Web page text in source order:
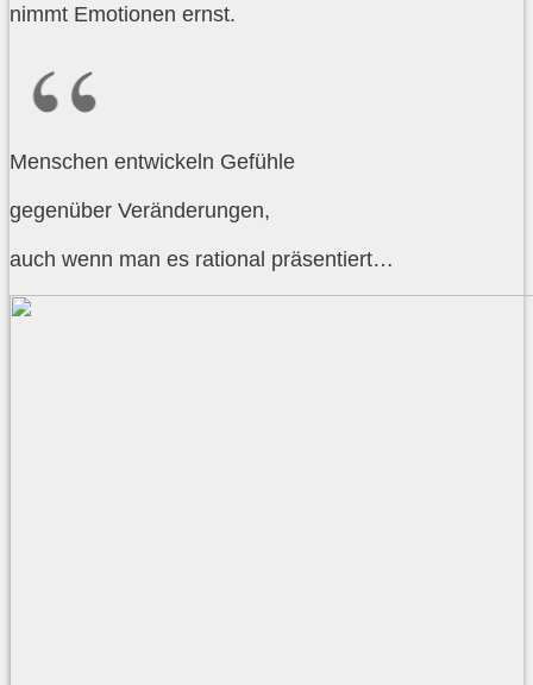
nimmt Emotionen ernst.
Menschen entwickeln Gefühle
gegenüber Veränderungen,
auch wenn man es rational präsentiert…